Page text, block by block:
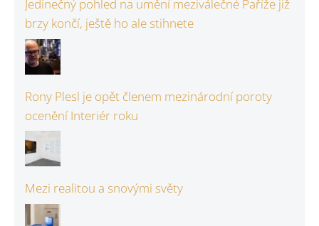
Jedinečný pohled na umění meziválečné Paříže již
brzy končí, ještě ho ale stihnete
Rony Plesl je opět členem mezinárodní poroty
ocenění Interiér roku
Mezi realitou a snovými světy